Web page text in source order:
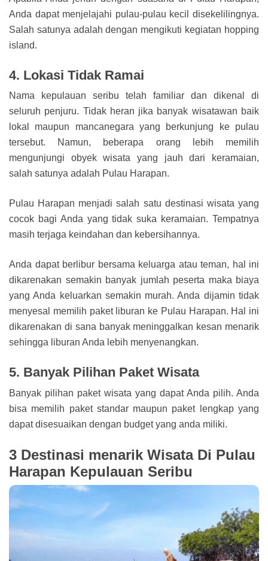
Anda dapat menjelajahi pulau-pulau kecil disekelilingnya.
Salah satunya adalah dengan mengikuti kegiatan hopping
island.
4. Lokasi Tidak Ramai
Nama kepulauan seribu telah familiar dan dikenal di
seluruh penjuru. Tidak heran jika banyak wisatawan baik
lokal maupun mancanegara yang berkunjung ke pulau
tersebut. Namun, beberapa orang lebih memilih
mengunjungi obyek wisata yang jauh dari keramaian,
salah satunya adalah Pulau Harapan.
Pulau Harapan menjadi salah satu destinasi wisata yang
cocok bagi Anda yang tidak suka keramaian. Tempatnya
masih terjaga keindahan dan kebersihannya.
Anda dapat berlibur bersama keluarga atau teman, hal ini
dikarenakan semakin banyak jumlah peserta maka biaya
yang Anda keluarkan semakin murah. Anda dijamin tidak
menyesal memilih paket liburan ke Pulau Harapan. Hal ini
dikarenakan di sana banyak meninggalkan kesan menarik
sehingga liburan Anda lebih menyenangkan.
5. Banyak Pilihan Paket Wisata
Banyak pilihan paket wisata yang dapat Anda pilih. Anda
bisa memilih paket standar maupun paket lengkap yang
dapat disesuaikan dengan budget yang anda miliki.
3 Destinasi menarik Wisata Di Pulau
Harapan Kepulauan Seribu